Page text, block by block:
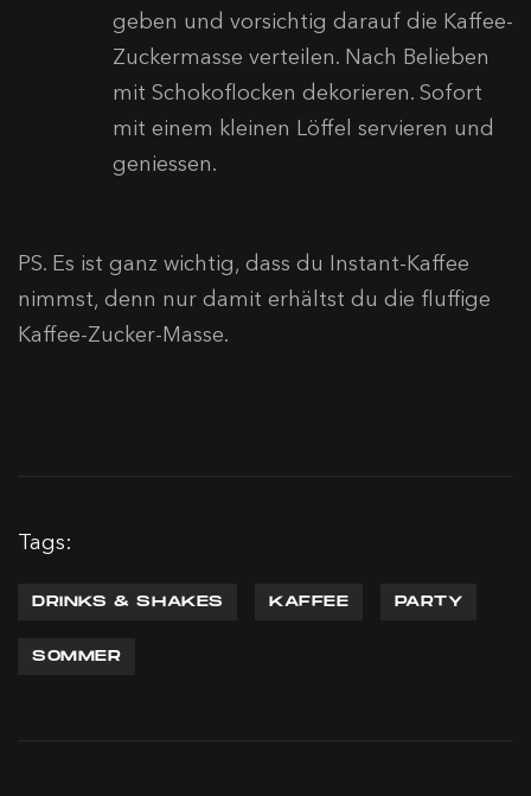
geben und vorsichtig darauf die Kaffee-
Zuckermasse verteilen. Nach Belieben
mit Schokoflocken dekorieren. Sofort
mit einem kleinen Löffel servieren und
geniessen.
PS. Es ist ganz wichtig, dass du Instant-Kaffee
nimmst, denn nur damit erhältst du die fluffige
Kaffee-Zucker-Masse.
Tags:
DRINKS & SHAKES KAFFEE PARTY
SOMMER